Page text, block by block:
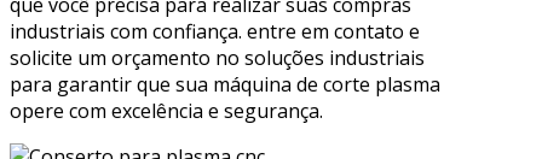
industriais com confiança. entre em contato e
solicite um orçamento no soluções industriais
para garantir que sua máquina de corte plasma
opere com excelência e segurança.